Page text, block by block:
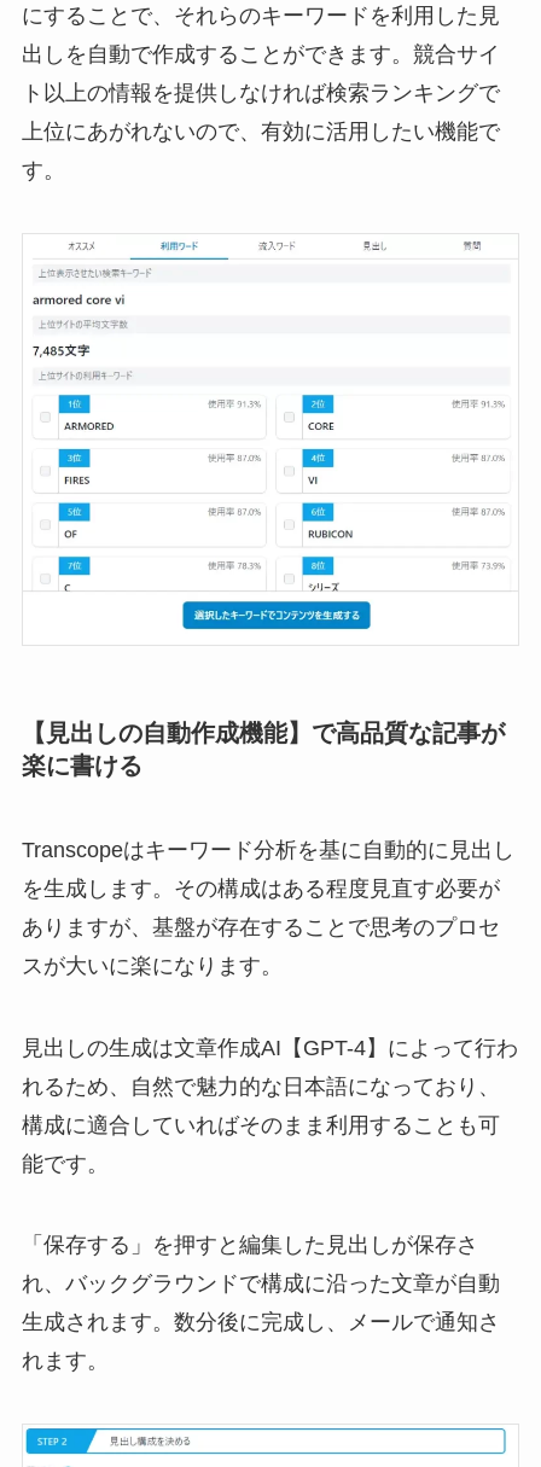
にすることで、それらのキーワードを利用した見
出しを自動で作成することができます。競合サイ
ト以上の情報を提供しなければ検索ランキングで
上位にあがれないので、有効に活用したい機能で
す。
【見出しの自動作成機能】で高品質な記事が
楽に書ける
Transcopeはキーワード分析を基に自動的に見出し
を生成します。その構成はある程度見直す必要が
ありますが、基盤が存在することで思考のプロセ
スが大いに楽になります。
見出しの生成は文章作成AI【GPT-4】によって行わ
れるため、自然で魅力的な日本語になっており、
構成に適合していればそのまま利用することも可
能です。
「保存する」を押すと編集した見出しが保存さ
れ、バックグラウンドで構成に沿った文章が自動
生成されます。数分後に完成し、メールで通知さ
れます。